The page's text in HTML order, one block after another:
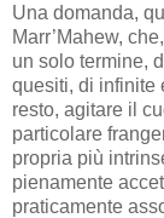
Una domanda,
Marr’Mahew,
un solo termine,
quesiti, di infinite
resto, agitare il
particolare
propria più
pienamente
praticamente